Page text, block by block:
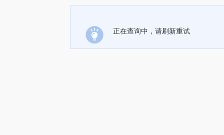
正在查询中，请刷新重试